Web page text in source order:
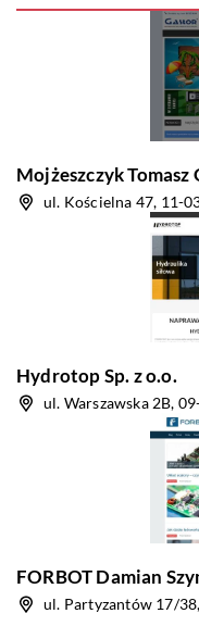
Mojżeszczyk Tomasz
ul. Kościelna 47, 11-
Hydrotop Sp. z o.o.
ul. Warszawska 2B,
FORBOT Damian
ul. Partyzantów 17/